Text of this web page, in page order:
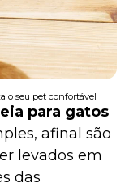
o seu pet confortável
para gatos
afinal são
levados em
das